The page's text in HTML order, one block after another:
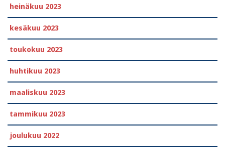
heinäkuu 2023
kesäkuu 2023
toukokuu 2023
huhtikuu 2023
maaliskuu 2023
tammikuu 2023
joulukuu 2022